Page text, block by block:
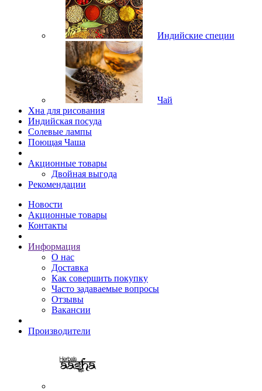
Индийские специи
Чай
Хна для рисования
Индийская посуда
Солевые лампы
Поющая Чаша
Акционные товары
Двойная выгода
Рекомендации
Новости
Акционные товары
Контакты
Информация
О нас
Доставка
Как совершить покупку
Часто задаваемые вопросы
Отзывы
Вакансии
Производители